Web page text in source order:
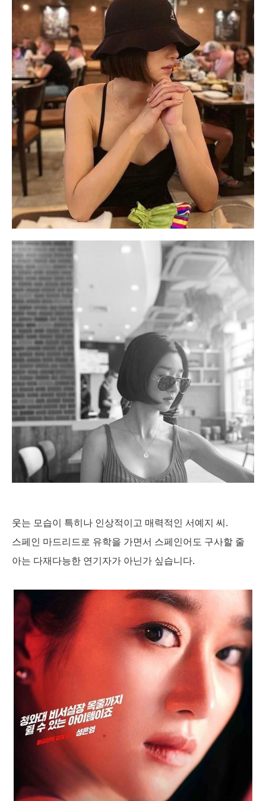
웃는 모습이 특히나 인상적이고 매력적인 서예지 씨.
스페인 마드리드로 유학을 가면서 스페인어도 구사할 줄
아는 다재다능한 연기자가 아닌가 싶습니다.